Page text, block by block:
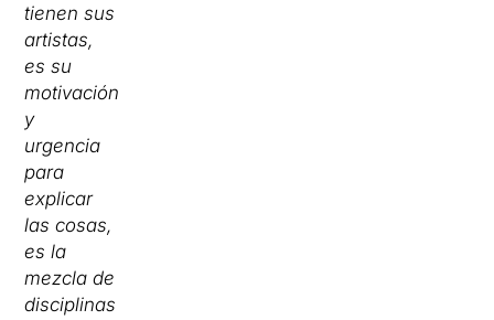
tienen sus
artistas,
es su
motivación
y
urgencia
para
explicar
las cosas,
es la
mezcla de
disciplinas